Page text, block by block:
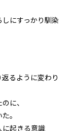
にすっかり馴染
るように変わり
に、
。
に起きる意識